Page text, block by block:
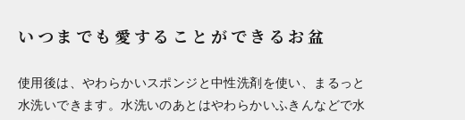
いつまでも愛することができるお盆
使用後は、やわらかいスポンジと中性洗剤を使い、まるっと
水洗いできます。水洗いのあとはやわらかいふきんなどで水